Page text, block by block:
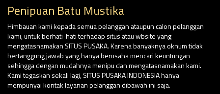
Penipuan Batu Mustika
Himbauan kami kepada semua pelanggan ataupun calon pelanggan
kami, untuk berhati-hati terhadap situs atau wbsite yang
mengatasnamakan SITUS PUSAKA. Karena banyaknya oknum tidak
bertanggung jawab yang hanya berusaha mencari keuntungan
sehingga dengan mudahnya menipu dan mengatasnamakan kami.
Kami tegaskan sekali lagi, SITUS PUSAKA INDONESIA hanya
mempunyai kontak layanan pelanggan dibawah ini saja.